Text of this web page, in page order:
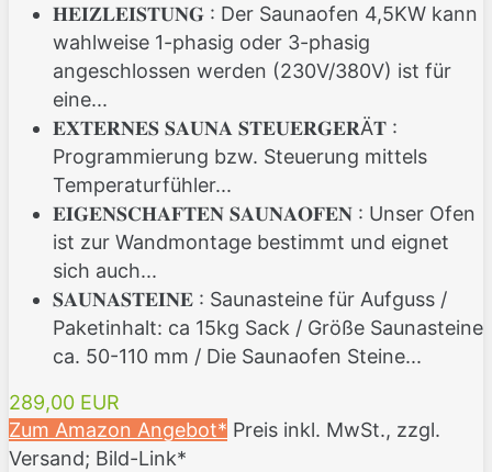
𝐇𝐄𝐈𝐙𝐋𝐄𝐈𝐒𝐓𝐔𝐍𝐆 : Der Saunaofen 4,5KW kann
wahlweise 1-phasig oder 3-phasig
angeschlossen werden (230V/380V) ist für
eine...
𝐄𝐗𝐓𝐄𝐑𝐍𝐄𝐒 𝐒𝐀𝐔𝐍𝐀 𝐒𝐓𝐄𝐔𝐄𝐑𝐆𝐄𝐑Ä𝐓 :
Programmierung bzw. Steuerung mittels
Temperaturfühler...
𝐄𝐈𝐆𝐄𝐍𝐒𝐂𝐇𝐀𝐅𝐓𝐄𝐍 𝐒𝐀𝐔𝐍𝐀𝐎𝐅𝐄𝐍 : Unser Ofen
ist zur Wandmontage bestimmt und eignet
sich auch...
𝐒𝐀𝐔𝐍𝐀𝐒𝐓𝐄𝐈𝐍𝐄 : Saunasteine für Aufguss /
Paketinhalt: ca 15kg Sack / Größe Saunasteine
ca. 50-110 mm / Die Saunaofen Steine...
289,00 EUR
Zum Amazon Angebot* Preis inkl. MwSt., zzgl.
Versand; Bild-Link*